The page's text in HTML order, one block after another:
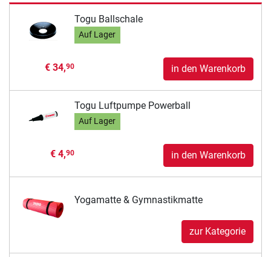
Togu Ballschale
Auf Lager
€ 34,90 in den Warenkorb
Togu Luftpumpe Powerball
Auf Lager
€ 4,90 in den Warenkorb
Yogamatte & Gymnastikmatte
zur Kategorie